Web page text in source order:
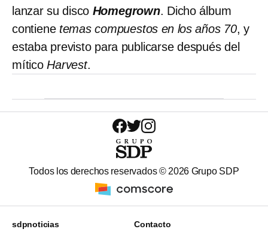
lanzar su disco Homegrown. Dicho álbum
contiene temas compuestos en los años 70, y
estaba previsto para publicarse después del
míticoHarvest.
Todos los derechos reservados © 2026 Grupo SDP
sdpnoticias Contacto